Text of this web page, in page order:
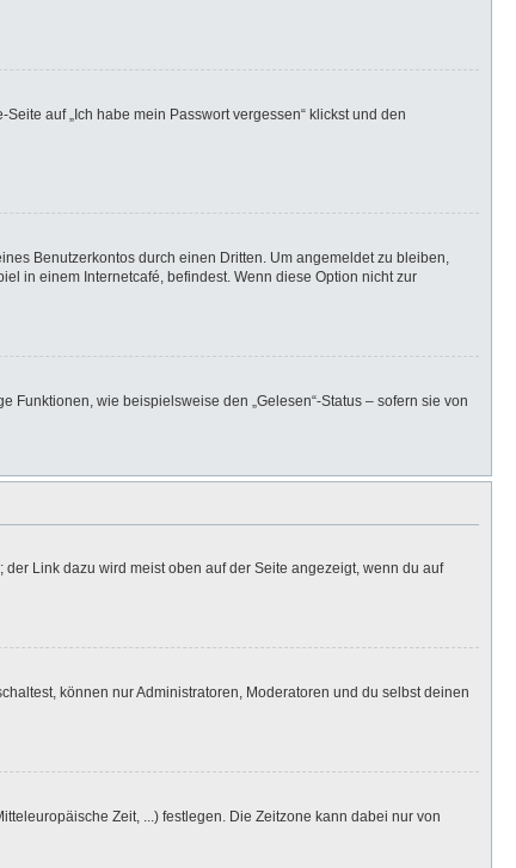
auf „Ich habe mein Passwort vergessen“ klickst und den
Benutzerkontos durch einen Dritten. Um angemeldet zu bleiben,
in einem Internetcafé, befindest. Wenn diese Option nicht zur
wie beispielsweise den „Gelesen“-Status – sofern sie von
Link dazu wird meist oben auf der Seite angezeigt, wenn du auf
können nur Administratoren, Moderatoren und du selbst deinen
Zeit, ...) festlegen. Die Zeitzone kann dabei nur von